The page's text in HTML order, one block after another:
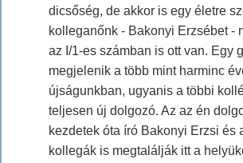
dicsőség, de akkor is egy életre
kolleganőnk - Bakonyi Erzsébet -
az I/1-es számban is ott van. Egy
megjelenik a több mint harminc
újságunkban, ugyanis a többi
teljesen új dolgozó. Az az én
kezdetek óta író Bakonyi Erzsi és
kollegák is megtalálják itt a